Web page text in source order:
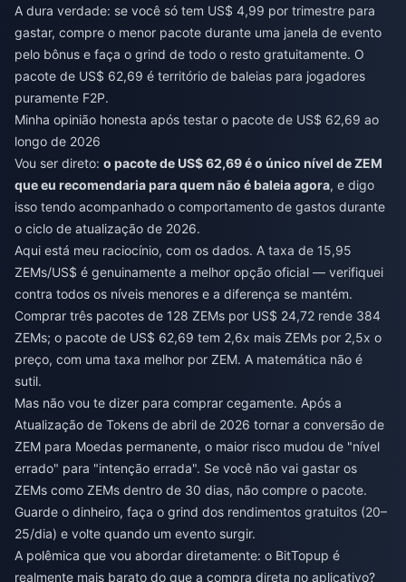
A dura verdade: se você só tem US$ 4,99 por trimestre para
gastar, compre o menor pacote durante uma janela de evento
pelo bônus e faça o grind de todo o resto gratuitamente. O
pacote de US$ 62,69 é território de baleias para jogadores
puramente F2P.
Minha opinião honesta após testar o pacote de US$ 62,69 ao
longo de 2026
Vou ser direto: o pacote de US$ 62,69 é o único nível de ZEM
que eu recomendaria para quem não é baleia agora, e digo
isso tendo acompanhado o comportamento de gastos durante
o ciclo de atualização de 2026.
Aqui está meu raciocínio, com os dados. A taxa de 15,95
ZEMs/US$ é genuinamente a melhor opção oficial — verifiquei
contra todos os níveis menores e a diferença se mantém.
Comprar três pacotes de 128 ZEMs por US$ 24,72 rende 384
ZEMs; o pacote de US$ 62,69 tem 2,6x mais ZEMs por 2,5x o
preço, com uma taxa melhor por ZEM. A matemática não é
sutil.
Mas não vou te dizer para comprar cegamente. Após a
Atualização de Tokens de abril de 2026 tornar a conversão de
ZEM para Moedas permanente, o maior risco mudou de "nível
errado" para "intenção errada". Se você não vai gastar os
ZEMs como ZEMs dentro de 30 dias, não compre o pacote.
Guarde o dinheiro, faça o grind dos rendimentos gratuitos (20–
25/dia) e volte quando um evento surgir.
A polêmica que vou abordar diretamente: o BitTopup é
realmente mais barato do que a compra direta no aplicativo?